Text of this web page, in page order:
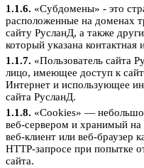
1.1.6. «Субдомены» - это
расположенные на доменах
сайту РусланД, а также
который указана
1.1.7. «Пользователь сайта
лицо, имеющее доступ к
Интернет и использующее
сайта РусланД.
1.1.8. «Cookies» —
веб-сервером и хранимый на
веб-клиент или веб-браузер
HTTP-запросе при попытке
сайта.